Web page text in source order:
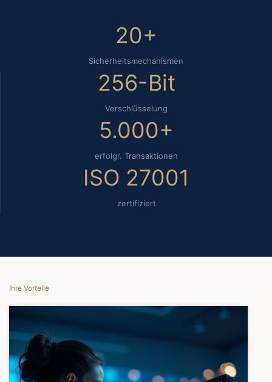
20+
Sicherheitsmechanismen
256-Bit
Verschlüsselung
5.000+
erfolgr. Transaktionen
ISO 27001
zertifiziert
Ihre Vorteile